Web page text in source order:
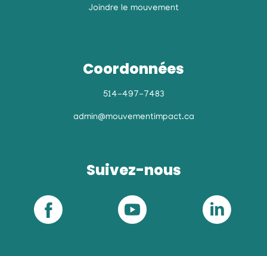
Joindre le mouvement
Coordonnées
514-497-7483
admin@mouvementimpact.ca
Suivez-nous